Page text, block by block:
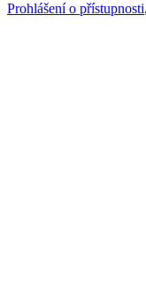
Prohlášení o přístupnosti,